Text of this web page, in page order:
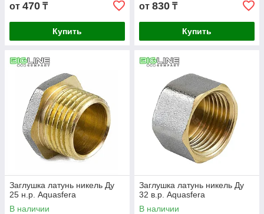
от 470 ₸
Купить
от 830 ₸
Купить
Заглушка латунь никель Ду
25 н.р. Aquasfera
В наличии
Заглушка латунь никель Ду
32 в.р. Aquasfera
В наличии